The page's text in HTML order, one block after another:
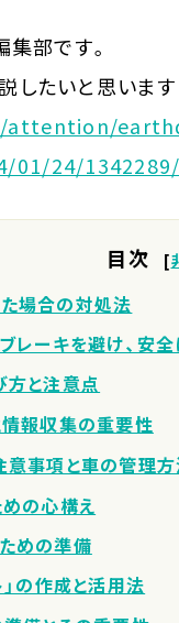
部です。
したいと思います
01/24/1342289/
目次 [
場合の対処法
レーキを避け、安
と注意点
報収集の重要性
事項と車の管理
の心構え
めの準備
」の作成と活用法